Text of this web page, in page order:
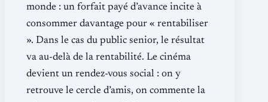
monde : un forfait payé d’avance incite à
consommer davantage pour « rentabiliser
». Dans le cas du public senior, le résultat
va au-delà de la rentabilité. Le cinéma
devient un rendez-vous social : on y
retrouve le cercle d’amis, on commente la